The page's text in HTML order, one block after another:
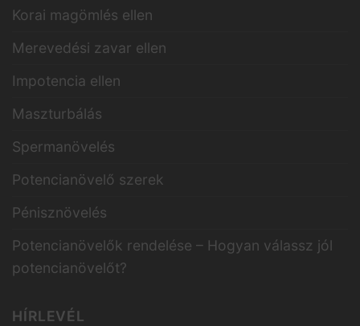
Korai magömlés ellen
Merevedési zavar ellen
Impotencia ellen
Maszturbálás
Spermanövelés
Potencianövelő szerek
Pénisznövelés
Potencianövelők rendelése – Hogyan válassz jól
potencianövelőt?
HÍRLEVÉL